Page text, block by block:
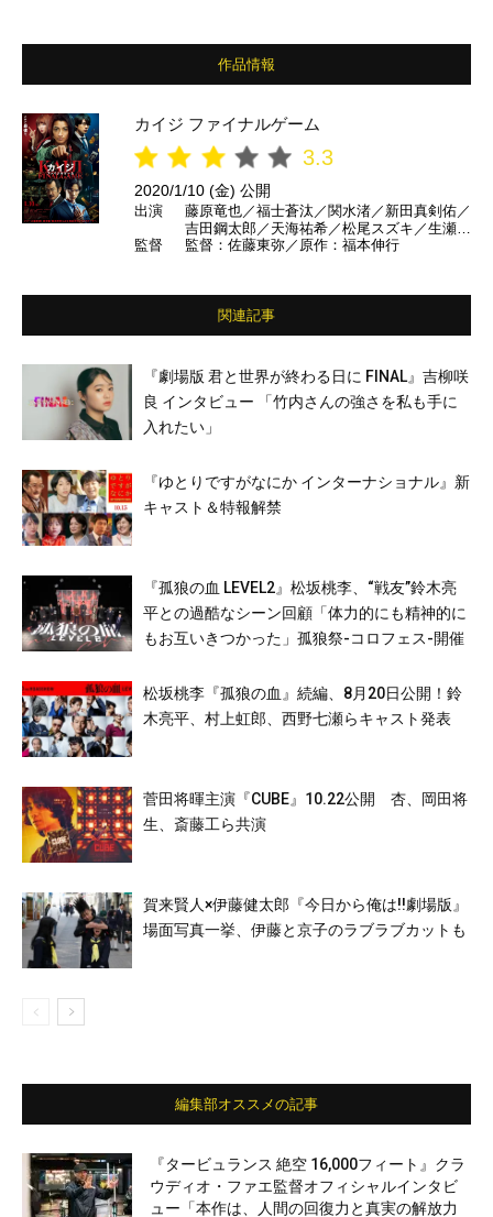
作品情報
カイジ ファイナルゲーム
3.3
2020/1/10 (金) 公開
出演
藤原竜也／福士蒼汰／関水渚／新田真剣佑／
吉田鋼太郎／天海祐希／松尾スズキ／生瀬勝
久／山崎育三郎／瀬戸利樹／伊武雅刀 ほか
監督 監督：佐藤東弥／原作：福本伸行
関連記事
『劇場版 君と世界が終わる日に FINAL』吉柳咲
良 インタビュー 「竹内さんの強さを私も手に
入れたい」
『ゆとりですがなにか インターナショナル』新
キャスト＆特報解禁
『孤狼の血 LEVEL2』松坂桃李、“戦友”鈴木亮
平との過酷なシーン回顧「体力的にも精神的に
もお互いきつかった」孤狼祭-コロフェス-開催
松坂桃李『孤狼の血』続編、8月20日公開！鈴
木亮平、村上虹郎、西野七瀬らキャスト発表
菅田将暉主演『CUBE』10.22公開 杏、岡田将
生、斎藤工ら共演
賀来賢人×伊藤健太郎『今日から俺は!!劇場版』
場面写真一挙、伊藤と京子のラブラブカットも
編集部オススメの記事
『タービュランス 絶空 16,000フィート』クラ
ウディオ・ファエ監督オフィシャルインタビ
ュー「本作は、人間の回復力と真実の解放力